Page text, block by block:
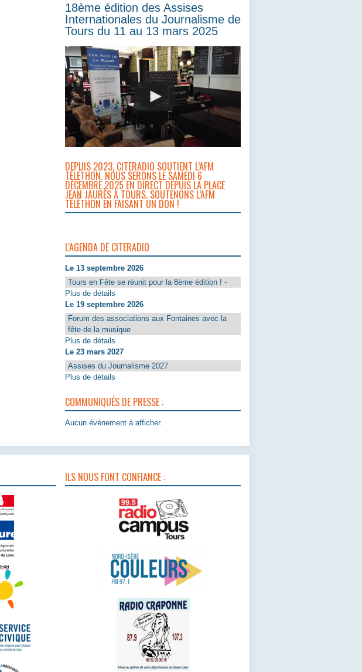
18ème édition des Assises
Internationales du Journalisme de
Tours du 11 au 13 mars 2025
DEPUIS 2023, CITERADIO SOUTIENT L’AFM
TÉLÉTHON. NOUS SERONS LE SAMEDI 6
DÉCEMBRE 2025 EN DIRECT DEPUIS LA PLACE
JEAN JAURÈS À TOURS. SOUTENONS L’AFM
TÉLÉTHON EN FAISANT UN DON !
L'AGENDA DE CITERADIO
Le 13 septembre 2026
Tours en Fête se réunit pour la 8ème édition ! -
Plus de détails
Le 19 septembre 2026
Forum des associations aux Fontaines avec la
fête de la musique
Plus de détails
Le 23 mars 2027
Assises du Journalisme 2027
Plus de détails
COMMUNIQUÉS DE PRESSE :
Aucun évènement à afficher.
ILS NOUS FONT CONFIANCE :